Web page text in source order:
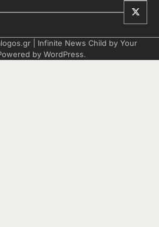
| Infinite News Child by Your
by WordPress.